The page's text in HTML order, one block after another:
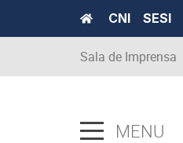
CNI SESI
Sala de Imprensa
MENU